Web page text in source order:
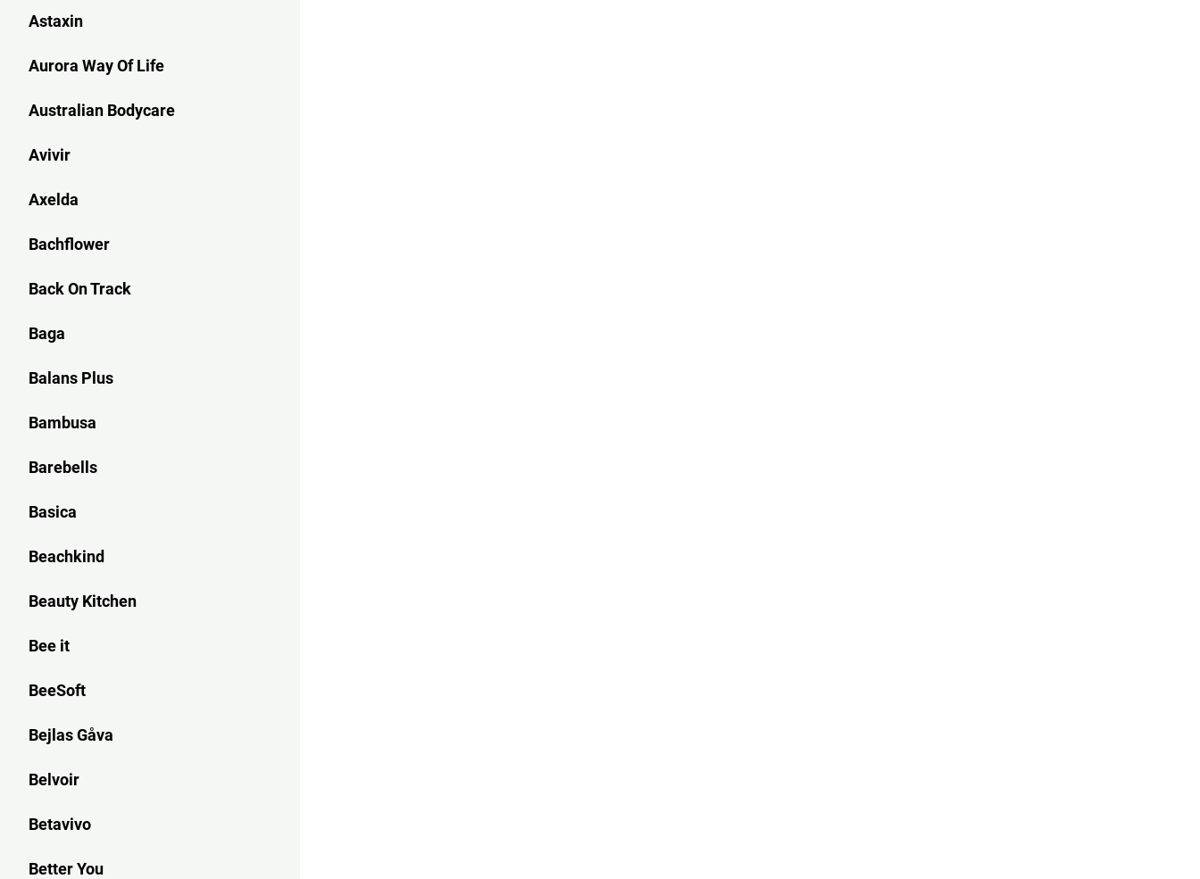
Astaxin
Aurora Way Of Life
Australian Bodycare
Avivir
Axelda
Bachflower
Back On Track
Baga
Balans Plus
Bambusa
Barebells
Basica
Beachkind
Beauty Kitchen
Bee it
BeeSoft
Bejlas Gåva
Belvoir
Betavivo
Better You